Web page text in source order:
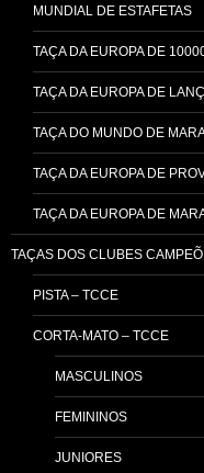
MUNDIAL DE ESTAFETAS
TAÇA DA EUROPA DE
TAÇA DA EUROPA DE
TAÇA DO MUNDO DE
TAÇA DA EUROPA DE
TAÇA DA EUROPA DE
TAÇAS DOS CLUBES
PISTA – TCCE
CORTA-MATO – TCCE
MASCULINOS
FEMININOS
JUNIORES